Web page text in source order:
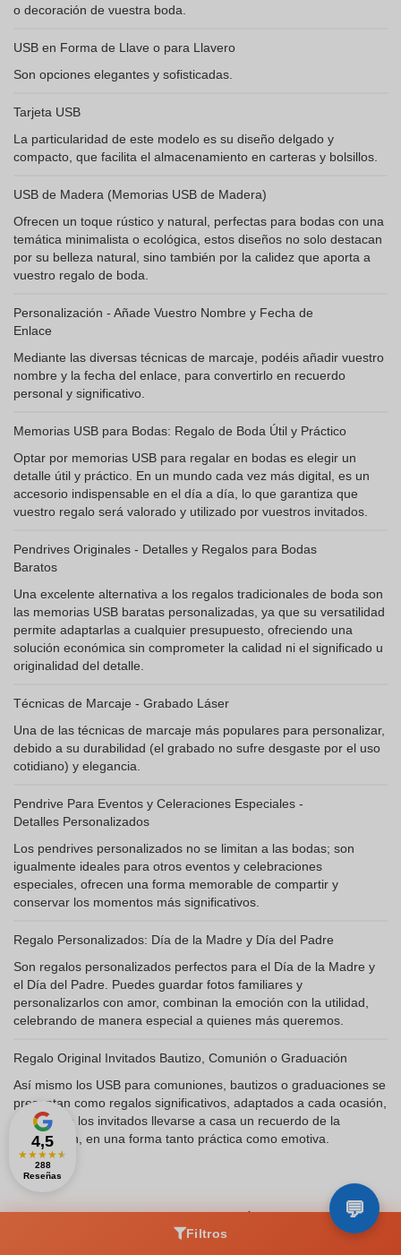
o decoración de vuestra boda.
USB en Forma de Llave o para Llavero
Son opciones elegantes y sofisticadas.
Tarjeta USB
La particularidad de este modelo es su diseño delgado y
compacto, que facilita el almacenamiento en carteras y bolsillos.
USB de Madera (Memorias USB de Madera)
Ofrecen un toque rústico y natural, perfectas para bodas con una
temática minimalista o ecológica, estos diseños no solo destacan
por su belleza natural, sino también por la calidez que aporta a
vuestro regalo de boda.
Personalización - Añade Vuestro Nombre y Fecha de
Enlace
Mediante las diversas técnicas de marcaje, podéis añadir vuestro
nombre y la fecha del enlace, para convertirlo en recuerdo
personal y significativo.
Memorias USB para Bodas: Regalo de Boda Útil y Práctico
Optar por memorias USB para regalar en bodas es elegir un
detalle útil y práctico. En un mundo cada vez más digital, es un
accesorio indispensable en el día a día, lo que garantiza que
vuestro regalo será valorado y utilizado por vuestros invitados.
Pendrives Originales - Detalles y Regalos para Bodas
Baratos
Una excelente alternativa a los regalos tradicionales de boda son
las memorias USB baratas personalizadas, ya que su versatilidad
permite adaptarlas a cualquier presupuesto, ofreciendo una
solución económica sin comprometer la calidad ni el significado u
originalidad del detalle.
Técnicas de Marcaje - Grabado Láser
Una de las técnicas de marcaje más populares para personalizar,
debido a su durabilidad (el grabado no sufre desgaste por el uso
cotidiano) y elegancia.
Pendrive Para Eventos y Celeraciones Especiales -
Detalles Personalizados
Los pendrives personalizados no se limitan a las bodas; son
igualmente ideales para otros eventos y celebraciones
especiales, ofrecen una forma memorable de compartir y
conservar los momentos más significativos.
Regalo Personalizados: Día de la Madre y Día del Padre
Son regalos personalizados perfectos para el Día de la Madre y
el Día del Padre. Puedes guardar fotos familiares y
personalizarlos con amor, combinan la emoción con la utilidad,
celebrando de manera especial a quienes más queremos.
Regalo Original Invitados Bautizo, Comunión o Graduación
Así mismo los USB para comuniones, bautizos o graduaciones se
presentan como regalos significativos, adaptados a cada ocasión,
permiten a los invitados llevarse a casa un recuerdo de la
celebración, en una forma tanto práctica como emotiva.
Zaprinta.es es el especialista en artículos promocionales y
regalos en España
Filtros
4,5
★★★★★
288
Reseñas